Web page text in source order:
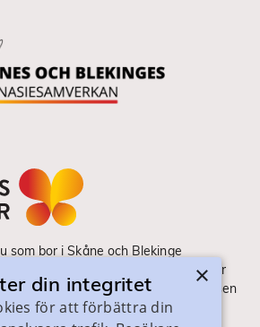
som bor i Skåne och Blekinge
Här ser du vilka utbildningar
och antagning går till. Webbplatsen
Kommuner.
×
din integritet
för att förbättra din